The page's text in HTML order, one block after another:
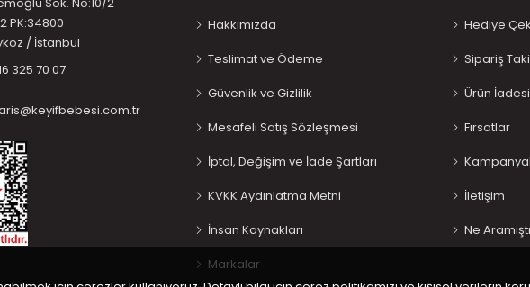
2 PK:34800
/ İstanbul
325 70 07
Hakkımızda
Teslimat ve Ödeme
Güvenlik ve Gizlilik
Mesafeli Satış Sözleşmesi
İptal, Değişim ve İade Şartları
KVKK Aydınlatma Metni
İnsan Kaynakları
Markalar
Hediye
Sipariş
Ürün İadesi
Fırsatlar
İletişim
Ne